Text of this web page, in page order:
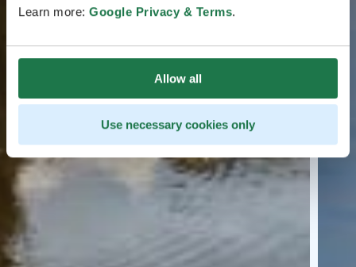
Learn more: Google Privacy & Terms.
Allow all
Use necessary cookies only